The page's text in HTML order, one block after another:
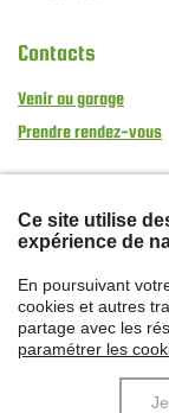
Contacts
Venir au garage
Prendre rendez-vous
Meca
41360
Ce site utilise
expérience de
En poursuivant
cookies et autres
partage avec les
paramétrer les